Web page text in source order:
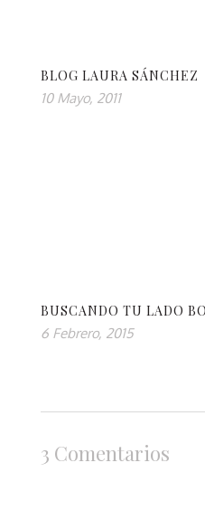
BLOG LAURA SÁNCHEZ
10 Mayo, 2011
BUSCANDO TU LADO
6 Febrero, 2015
3 Comentarios